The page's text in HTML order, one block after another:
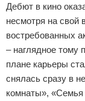
Дебют в кино
несмотря на свой
востребованных
– наглядное тому
плане карьеры
снялась сразу в
комнаты», «Семья